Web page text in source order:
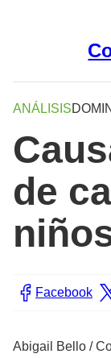
ANÁLISIS
de
Facebook
Abigail Bello /